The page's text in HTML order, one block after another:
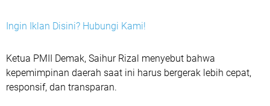
Ingin Iklan Disini? Hubungi Kami!
‎Ketua PMII Demak, Saihur Rizal menyebut bahwa
kepemimpinan daerah saat ini harus bergerak lebih cepat,
responsif, dan transparan.